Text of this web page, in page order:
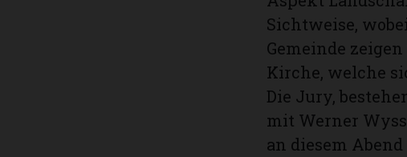
Sichtweise,
Gemeinde
Kirche, welche
Die Jury,
mit Werner
an diesem